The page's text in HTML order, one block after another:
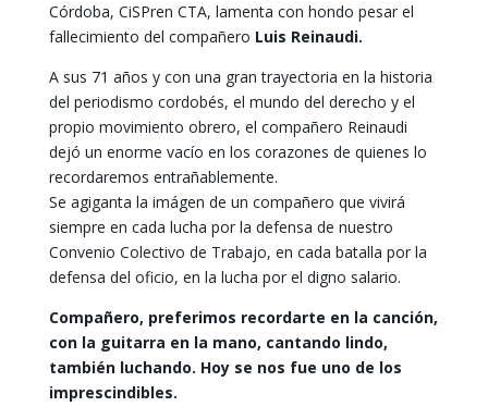
Córdoba, CiSPren CTA, lamenta con hondo pesar el
fallecimiento del compañero Luis Reinaudi.
A sus 71 años y con una gran trayectoria en la historia
del periodismo cordobés, el mundo del derecho y el
propio movimiento obrero, el compañero Reinaudi
dejó un enorme vacío en los corazones de quienes lo
recordaremos entrañablemente.
Se agiganta la imágen de un compañero que vivirá
siempre en cada lucha por la defensa de nuestro
Convenio Colectivo de Trabajo, en cada batalla por la
defensa del oficio, en la lucha por el digno salario.
Compañero, preferimos recordarte en la canción,
con la guitarra en la mano, cantando lindo,
también luchando. Hoy se nos fue uno de los
imprescindibles.